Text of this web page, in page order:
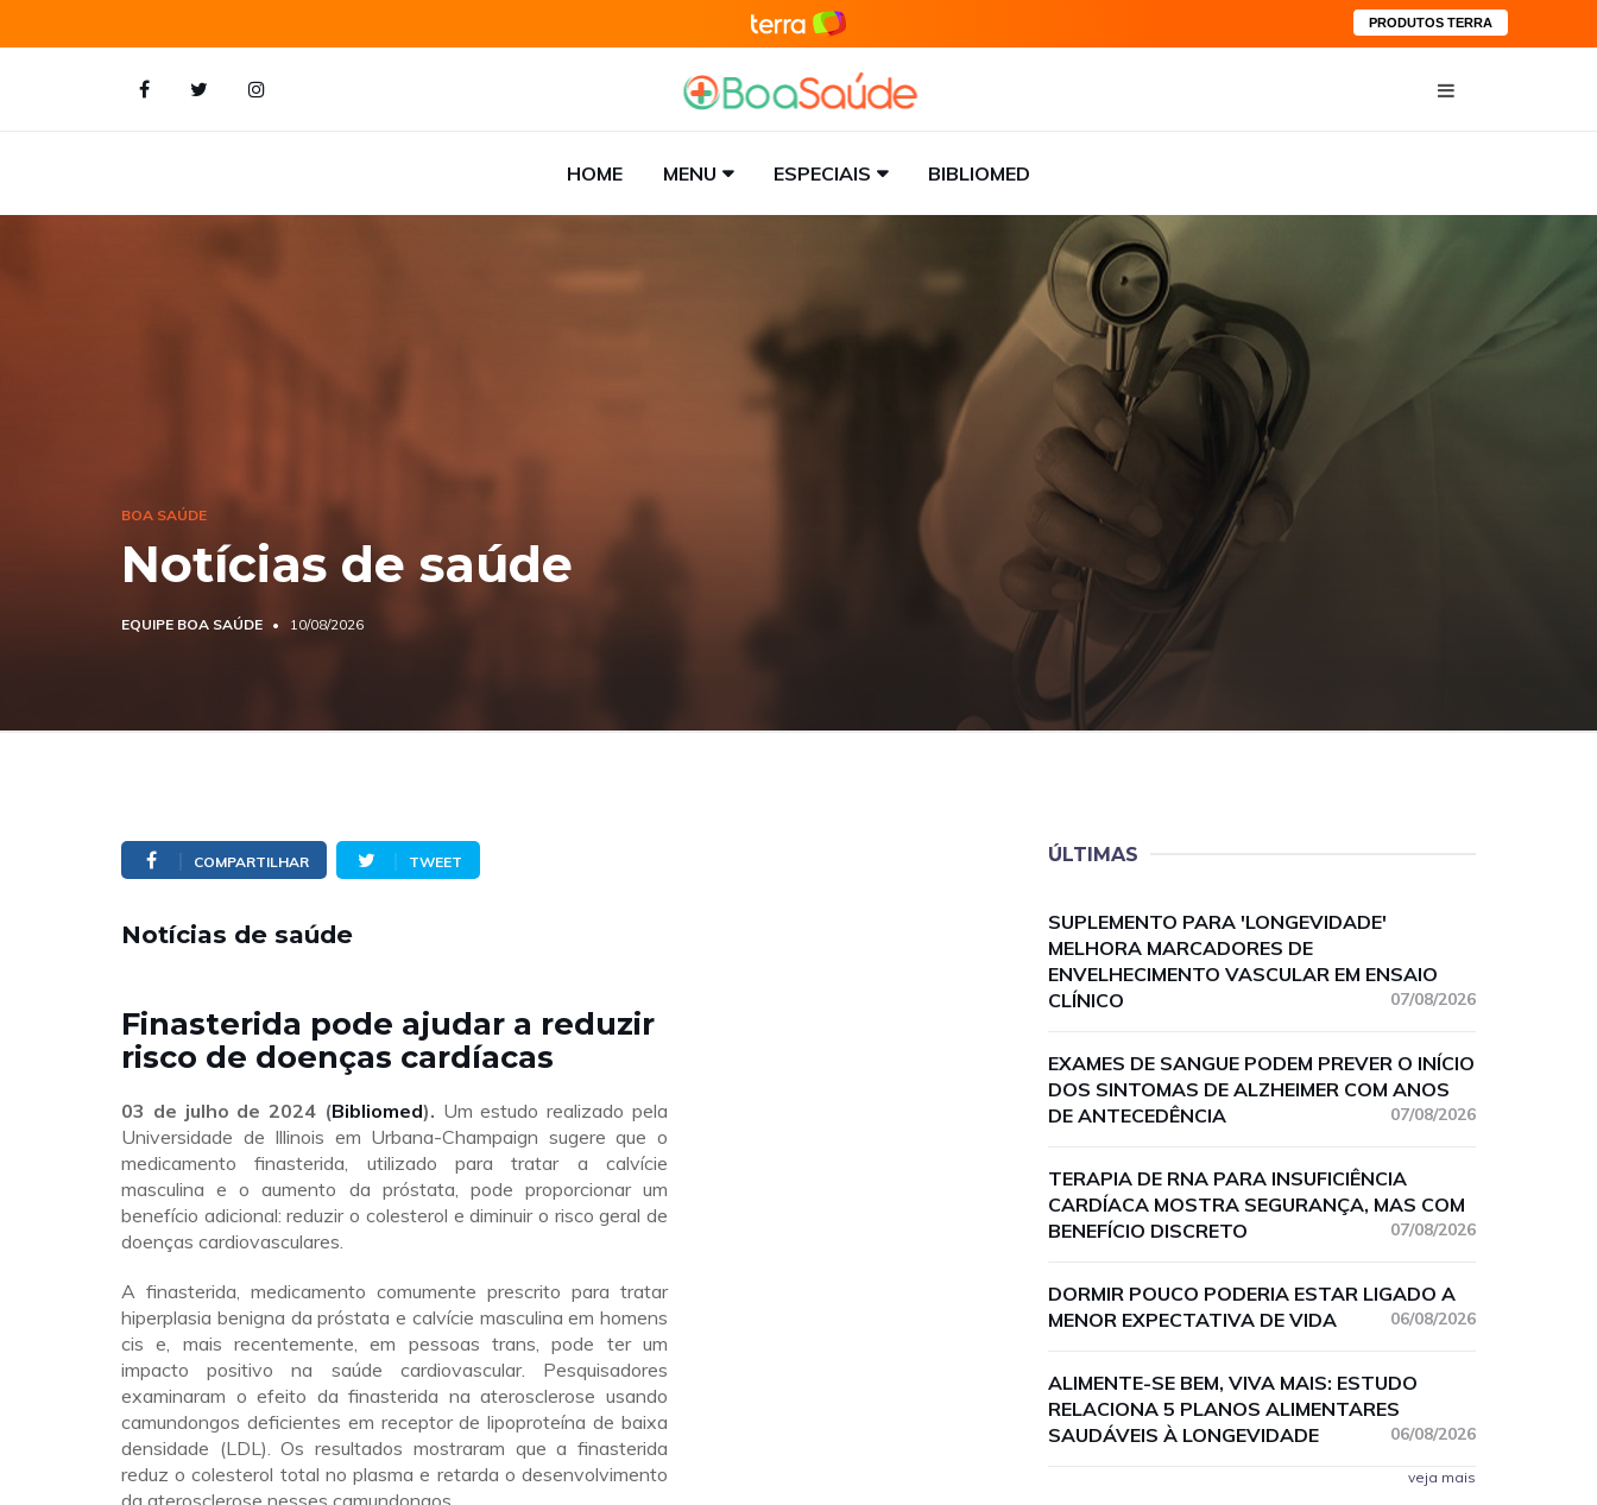
PRODUTOS TERRA
HOME MENU ESPECIAIS BIBLIOMED
BOA SAÚDE
Notícias de saúde
EQUIPE BOA SAÚDE 10/08/2026
COMPARTILHAR TWEET
Notícias de saúde
Finasterida pode ajudar a reduzir
risco de doenças cardíacas
03 de julho de 2024 (Bibliomed). Um estudo realizado pela
Universidade de Illinois em Urbana-Champaign sugere que o
medicamento finasterida, utilizado para tratar a calvície
masculina e o aumento da próstata, pode proporcionar um
benefício adicional: reduzir o colesterol e diminuir o risco geral de
doenças cardiovasculares.
A finasterida, medicamento comumente prescrito para tratar
hiperplasia benigna da próstata e calvície masculina em homens
cis e, mais recentemente, em pessoas trans, pode ter um
impacto positivo na saúde cardiovascular. Pesquisadores
examinaram o efeito da finasterida na aterosclerose usando
camundongos deficientes em receptor de lipoproteína de baixa
densidade (LDL). Os resultados mostraram que a finasterida
reduz o colesterol total no plasma e retarda o desenvolvimento
da aterosclerose nesses camundongos.
ÚLTIMAS
SUPLEMENTO PARA 'LONGEVIDADE'
MELHORA MARCADORES DE
ENVELHECIMENTO VASCULAR EM ENSAIO
CLÍNICO
07/08/2026
EXAMES DE SANGUE PODEM PREVER O INÍCIO
DOS SINTOMAS DE ALZHEIMER COM ANOS
DE ANTECEDÊNCIA
07/08/2026
TERAPIA DE RNA PARA INSUFICIÊNCIA
CARDÍACA MOSTRA SEGURANÇA, MAS COM
BENEFÍCIO DISCRETO
07/08/2026
DORMIR POUCO PODERIA ESTAR LIGADO A
MENOR EXPECTATIVA DE VIDA
06/08/2026
ALIMENTE-SE BEM, VIVA MAIS: ESTUDO
RELACIONA 5 PLANOS ALIMENTARES
SAUDÁVEIS À LONGEVIDADE
06/08/2026
veja mais